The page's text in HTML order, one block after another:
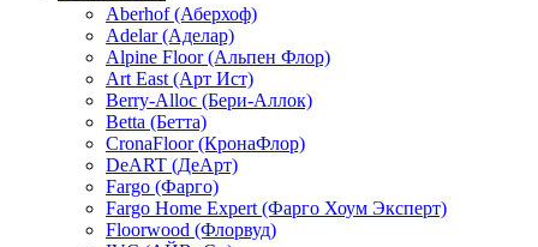
Aberhof (Аберхоф)
Adelar (Аделар)
Alpine Floor (Альпен Флор)
Art East (Арт Ист)
Berry-Alloc (Бери-Аллок)
Betta (Бетта)
CronaFloor (КронаФлор)
DeART (ДеАрт)
Fargo (Фарго)
Fargo Home Expert (Фарго Хоум Эксперт)
Floorwood (Флорвуд)